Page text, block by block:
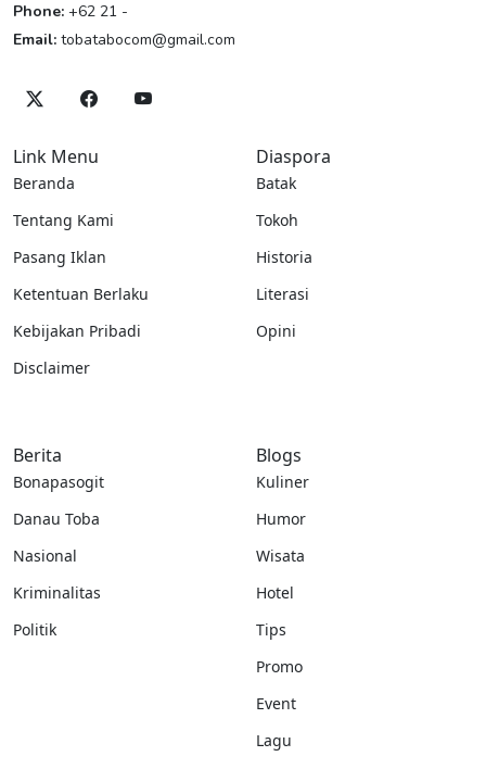
Phone: +62 21 -
Email: tobatabocom@gmail.com
Link Menu
Beranda
Tentang Kami
Pasang Iklan
Ketentuan Berlaku
Kebijakan Pribadi
Disclaimer
Diaspora
Batak
Tokoh
Historia
Literasi
Opini
Berita
Bonapasogit
Danau Toba
Nasional
Kriminalitas
Politik
Blogs
Kuliner
Humor
Wisata
Hotel
Tips
Promo
Event
Lagu